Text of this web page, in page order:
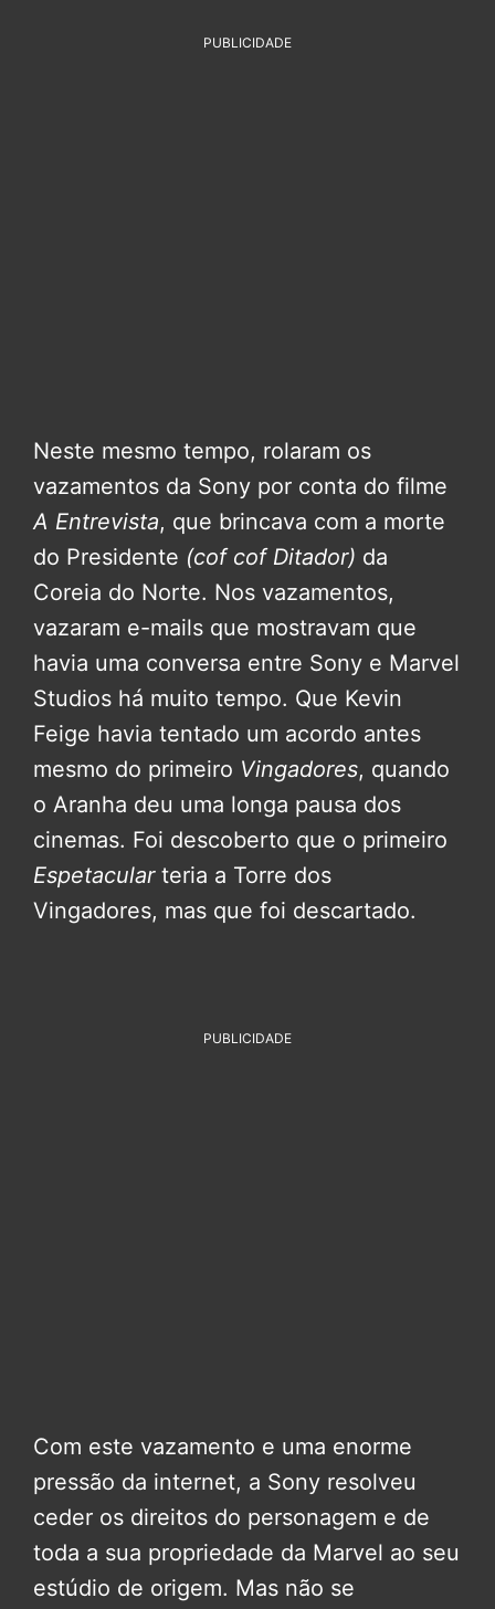
PUBLICIDADE
Neste mesmo tempo, rolaram os
vazamentos da Sony por conta do filme
A Entrevista, que brincava com a morte
do Presidente (cof cof Ditador) da
Coreia do Norte. Nos vazamentos,
vazaram e-mails que mostravam que
havia uma conversa entre Sony e Marvel
Studios há muito tempo. Que Kevin
Feige havia tentado um acordo antes
mesmo do primeiro Vingadores, quando
o Aranha deu uma longa pausa dos
cinemas. Foi descoberto que o primeiro
Espetacularteria a Torre dos
Vingadores, mas que foi descartado.
PUBLICIDADE
Com este vazamento e uma enorme
pressão da internet, a Sony resolveu
ceder os direitos do personagem e de
toda a sua propriedade da Marvel ao seu
estúdio de origem. Mas não se